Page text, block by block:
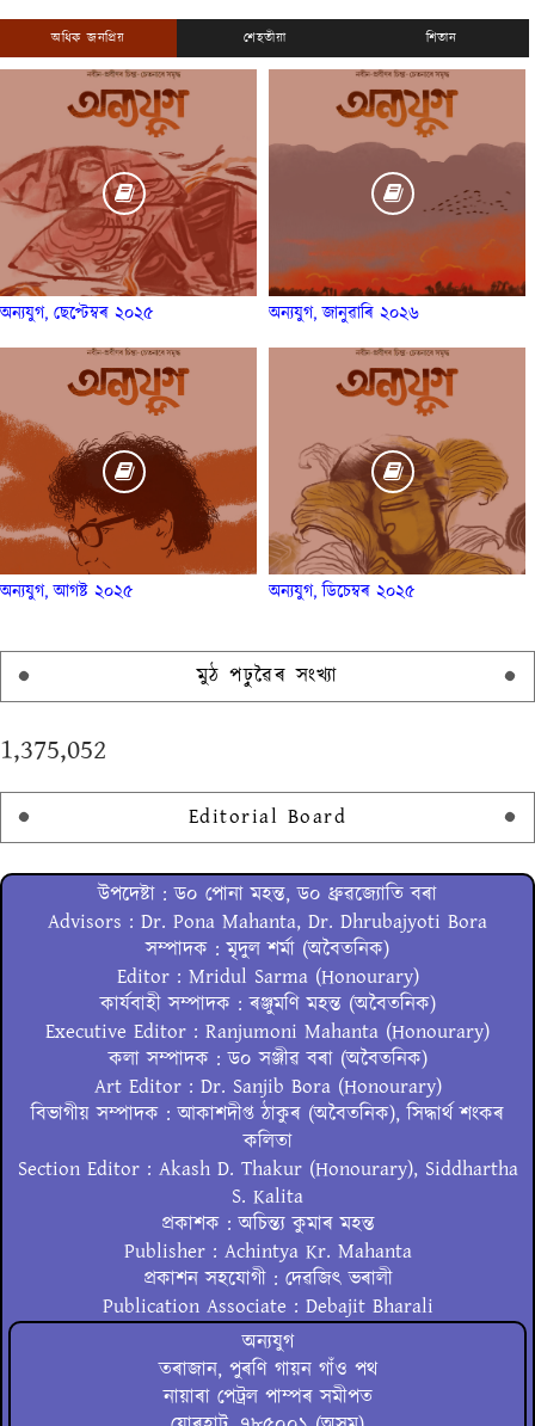
অধিক জনপ্ৰিয় শেহতীয়া শিতান
অন্যযুগ, ছেপ্টেম্বৰ ২০২৫ অন্যযুগ, জানুৱাৰি ২০২৬
অন্যযুগ, আগষ্ট ২০২৫ অন্যযুগ, ডিচেম্বৰ ২০২৫
মুঠ পঢ়ুৱৈৰ সংখ্যা
1,375,052
Editorial Board
উপদেষ্টা : ড০ পোনা মহন্ত, ড০ ধ্ৰুৱজ্যোতি বৰা
Advisors : Dr. Pona Mahanta, Dr. Dhrubajyoti Bora
সম্পাদক : মৃদুল শৰ্মা (অবৈতনিক)
Editor : Mridul Sarma (Honourary)
কাৰ্যবাহী সম্পাদক : ৰঞ্জুমণি মহন্ত (অবৈতনিক)
Executive Editor : Ranjumoni Mahanta (Honourary)
কলা সম্পাদক : ড০ সঞ্জীৱ বৰা (অবৈতনিক)
Art Editor : Dr. Sanjib Bora (Honourary)
বিভাগীয় সম্পাদক : আকাশদীপ্ত ঠাকুৰ (অবৈতনিক), সিদ্ধাৰ্থ শংকৰ
কলিতা
Section Editor : Akash D. Thakur (Honourary), Siddhartha
S. Kalita
প্ৰকাশক : অচিন্ত্য কুমাৰ মহন্ত
Publisher : Achintya Kr. Mahanta
প্ৰকাশন সহযোগী : দেৱজিৎ ভৰালী
Publication Associate : Debajit Bharali
অন্যযুগ
তৰাজান, পুৰণি গায়ন গাঁও পথ
নায়াৰা পেট্ৰল পাম্পৰ সমীপত